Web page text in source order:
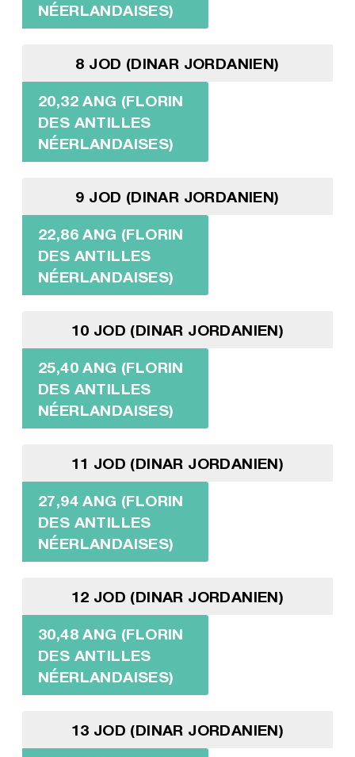
NÉERLANDAISES)
8 JOD (DINAR JORDANIEN)
20,32 ANG (FLORIN
DES ANTILLES
NÉERLANDAISES)
9 JOD (DINAR JORDANIEN)
22,86 ANG (FLORIN
DES ANTILLES
NÉERLANDAISES)
10 JOD (DINAR JORDANIEN)
25,40 ANG (FLORIN
DES ANTILLES
NÉERLANDAISES)
11 JOD (DINAR JORDANIEN)
27,94 ANG (FLORIN
DES ANTILLES
NÉERLANDAISES)
12 JOD (DINAR JORDANIEN)
30,48 ANG (FLORIN
DES ANTILLES
NÉERLANDAISES)
13 JOD (DINAR JORDANIEN)